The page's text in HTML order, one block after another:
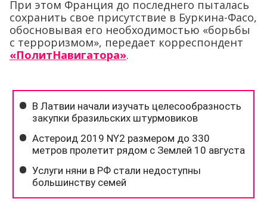
При этом Франция до последнего пыталась
сохранить свое присутствие в Буркина-Фасо,
обосновывая его необходимостью «борьбы
с терроризмом», передает корреспондент
«ПолитНавигатора».